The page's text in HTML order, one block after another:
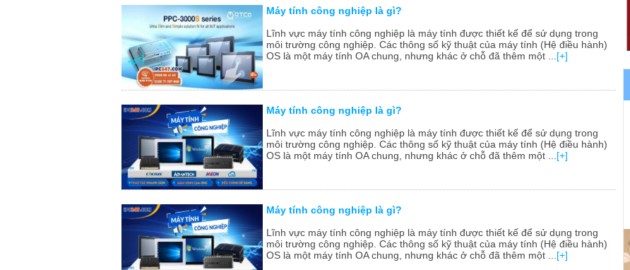
Máy tính công nghiệp là gì?
Lĩnh vực máy tính công nghiệp là máy tính được thiết kế để sử dụng trong
môi trường công nghiệp. Các thông số kỹ thuật của máy tính (Hệ điều hành)
OS là một máy tính OA chung, nhưng khác ở chỗ đã thêm một ... [+]
Máy tính công nghiệp là gì?
Lĩnh vực máy tính công nghiệp là máy tính được thiết kế để sử dụng trong
môi trường công nghiệp. Các thông số kỹ thuật của máy tính (Hệ điều hành)
OS là một máy tính OA chung, nhưng khác ở chỗ đã thêm một ... [+]
Máy tính công nghiệp là gì?
Lĩnh vực máy tính công nghiệp là máy tính được thiết kế để sử dụng trong
môi trường công nghiệp. Các thông số kỹ thuật của máy tính (Hệ điều hành)
OS là một máy tính OA chung, nhưng khác ở chỗ đã thêm một ... [+]